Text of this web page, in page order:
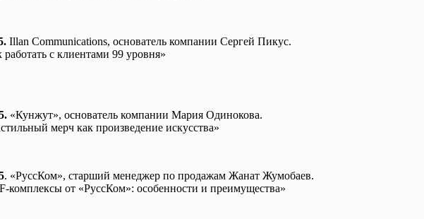
Illan Communications, основатель компании Сергей Пикус.
работать с клиентами 99 уровня»
«Кунжут», основатель компании Мария Одинокова.
мерч как произведение искусства»
. «РуссКом», старший менеджер по продажам Жанат Жумобаев.
комплексы от «РуссКом»: особенности и преимущества»